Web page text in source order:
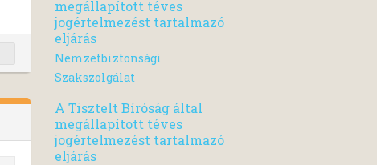
megállapított téves
jogértelmezést tartalmazó
eljárás
Nemzetbiztonsági
Szakszolgálat
A Tisztelt Bíróság által
megállapított téves
jogértelmezést tartalmazó
eljárás